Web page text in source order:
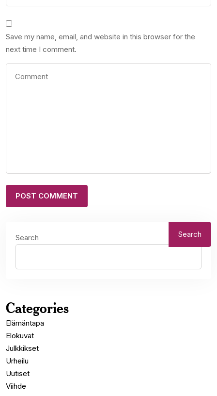
Save my name, email, and website in this browser for the
next time I comment.
Search Search
Categories
Elämäntapa
Elokuvat
Julkkikset
Urheilu
Uutiset
Viihde